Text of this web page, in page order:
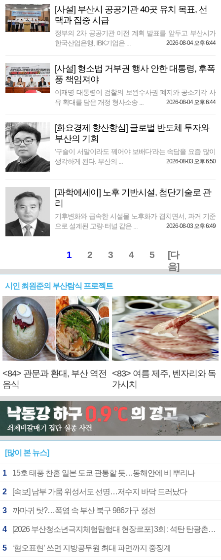
[사설] 부산시 공공기관 40곳 유치 목표, 선
택과 집중 시급
정부의 2차 공공기관 이전 계획 발표를 앞두고 부산시가
한국산업은행, IBK기업은 ...
2026-08-04 오후 6:44
[사설] 형소법 거부권 행사 안한 대통령, 후폭
풍 책임져야
이재명 대통령이 검찰의 보완수사권 폐지와 공소기각 사
유 확대를 담은 개정 형사소송 ...
2026-08-04 오후 6:44
[화요경제 항산항심] 글로벌 반도체 투자와
부산의 기회
‘구슬이 서말이라도 꿰어야 보배다’라는 속담을 요즘 많이
생각하게 된다. 부산의 ...
2026-08-03 오후 6:50
[과학에세이] 노후 기반시설, 첨단기술로 관
리
기후변화와 급속한 시설물 노후화가 겹치면서, 과거 기준
으로 설계된 교량·터널 같은 ...
2026-08-03 오후 6:49
1 2 3 4 5
[다
음]
시인 최원준의 부산탐식 프로젝트
<84> 관문과 환대, 부산 역전
음식
<83> 여름 제주, 벤자리와 독
가시치
[많이 본 뉴스]
1 15호 태풍 찬홈 일본 도쿄 관통할 듯…동해안에 비 뿌리나
2 [속보] 남부 가뭄 위성서도 선명…저수지 바닥 드러났다
3 까마귀 탓?…폭염 속 부산 북구 986가구 정전
4 [2026 부산청소년극지체험탐험대 현장르포] 3회 : 석탄 탄광촌에서 북극 연구의 중심지로
5 ‘혐오표현’ 쓰면 지방공무원 최대 파면까지 중징계